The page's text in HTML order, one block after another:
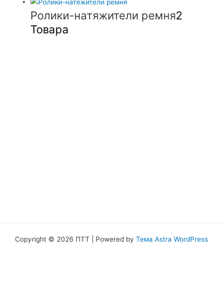
Ролики-натяжители ремня2
Товара
Copyright © 2026 ПТТ | Powered by Тема Astra WordPress